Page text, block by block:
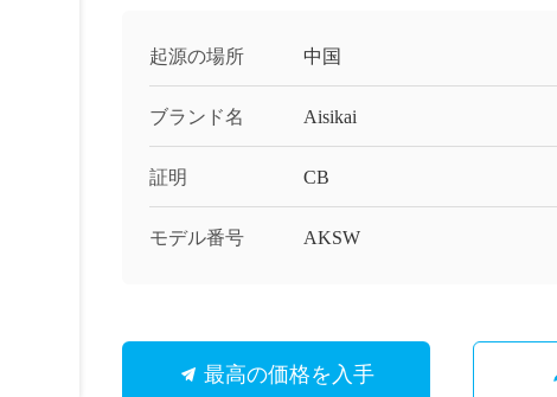
起源の場所 中国
ブランド名 Aisikai
証明 CB
モデル番号 AKSW
最高の価格を入手